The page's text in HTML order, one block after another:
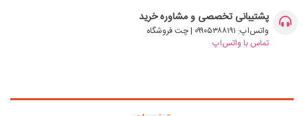
پشتیبانی تخصصی و مشاوره خرید
واتس‌اپ: ۰۹۹۰۵۳۸۸۱۹۱ | چت فروشگاه
تماس با واتس‌اپ